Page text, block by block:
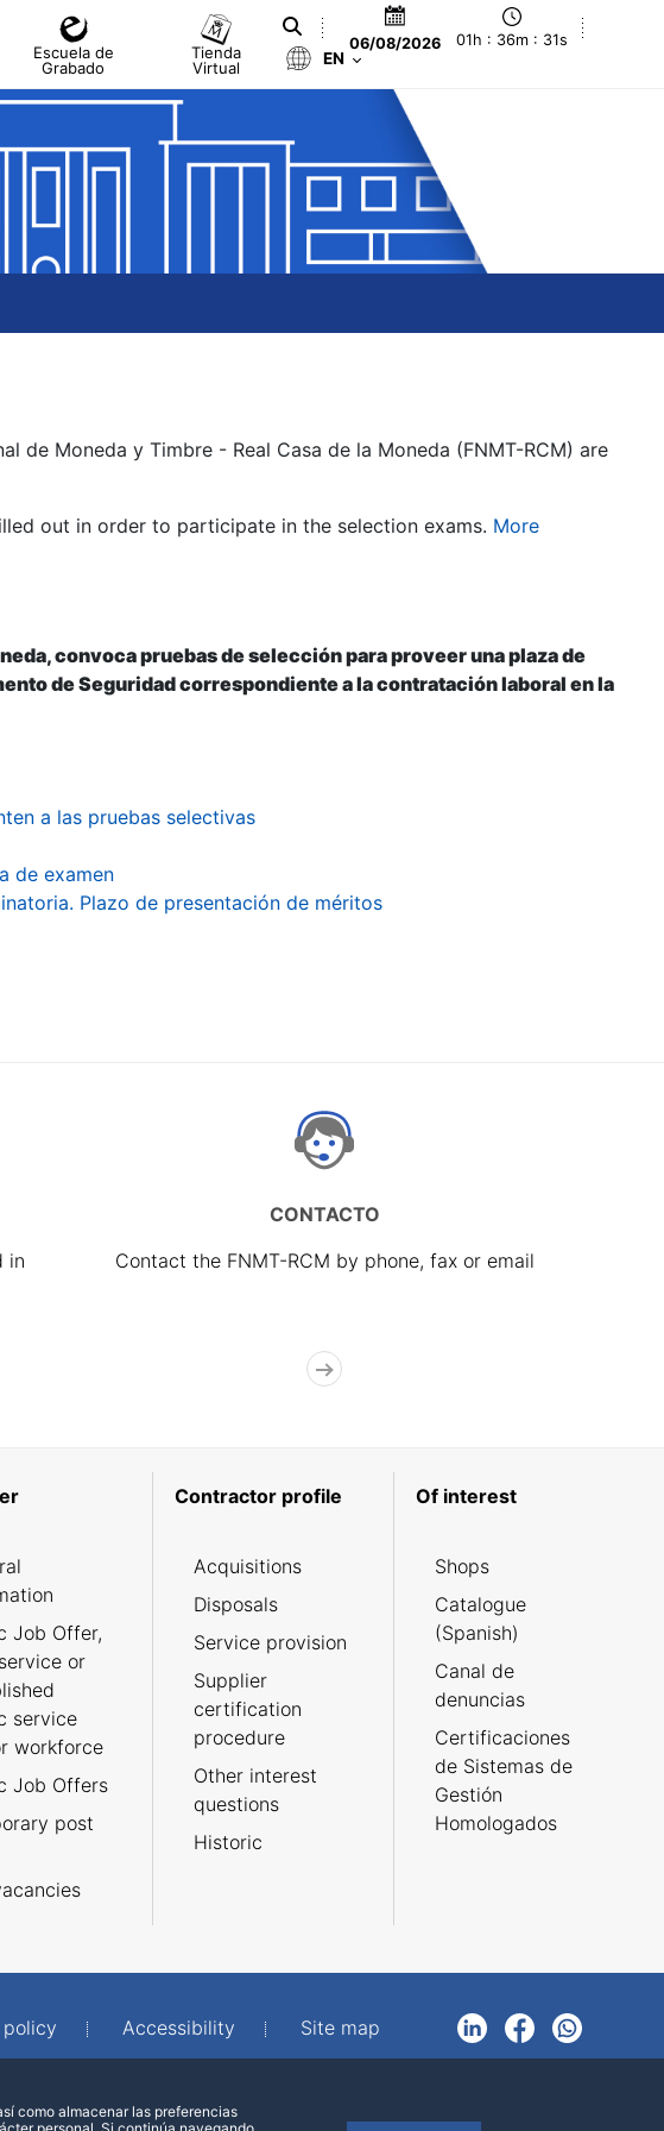
Escuela de
Grabado
Tienda
Virtual
06/08/2026 01h : 36m : 31s
EN
de Moneda y Timbre - Real Casa de la Moneda (FNMT-RCM) are
out in order to participate in the selection exams. More
convoca pruebas de selección para proveer una plaza de
de Seguridad correspondiente a la contratación laboral en la
a las pruebas selectivas
de examen
Plazo de presentación de méritos
in
CONTACTO
Contact the FNMT-RCM by phone, fax or email
Job Offer,
or
service
workforce
Job Offers
post
Contractor profile
Acquisitions
Disposals
Service provision
Supplier
certification
procedure
Other interest
questions
Historic
Of interest
Shops
Catalogue
(Spanish)
Canal de
denuncias
Certificaciones
de Sistemas de
Gestión
Homologados
Accessibility Site map
LinkedInFacebookWhatsApp
como almacenar las preferencias